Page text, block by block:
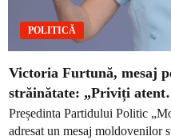
POLITICĂ
Victoria Furtună, mesaj
străinătate: „Priviți
Președinta Partidului Politic
adresat un mesaj moldovenilor